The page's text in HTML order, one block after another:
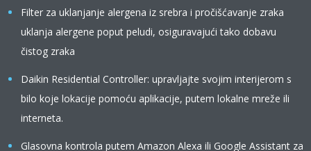
Filter za uklanjanje alergena iz srebra i pročišćavanje zraka
uklanja alergene poput peludi, osiguravajući tako dobavu
čistog zraka
Daikin Residential Controller: upravljajte svojim interijerom s
bilo koje lokacije pomoću aplikacije, putem lokalne mreže ili
interneta.
Glasovna kontrola putem Amazon Alexa ili Google Assistant za